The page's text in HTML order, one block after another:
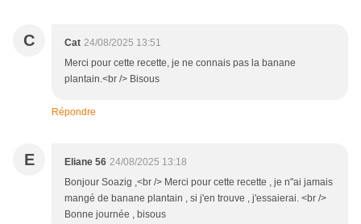
C Cat 24/08/2025 13:51
Merci pour cette recette, je ne connais pas la banane
plantain.<br /> Bisous
Répondre
E Eliane 56 24/08/2025 13:18
Bonjour Soazig ,<br /> Merci pour cette recette , je n"ai jamais
mangé de banane plantain , si j'en trouve , j'essaierai. <br />
Bonne journée , bisous